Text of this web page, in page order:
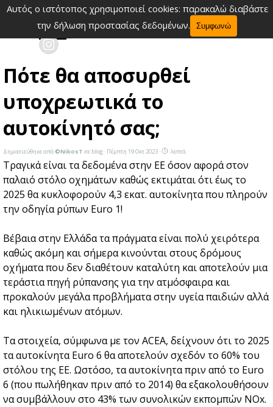
Αυτός ο ιστότοπος χρησιμοποιεί cookies: παρακαλώ διαβάστε
την δήλωση προστασίας δεδομένων.
Συμφωνώ
Μετάβαση στο περιεχόμενο
Παράλειψη μενού
Πότε θα αποσυρθεί
υποχρεωτικά το
αυτοκίνητό σας;
Δημοσιεύθηκε από©NikosT σε blog · Πέμπτη 19 Οκτ 2023 · λεπτά
Τραγικά είναι τα δεδομένα στην ΕΕ όσον αφορά στον
παλαιό στόλο οχημάτων καθώς εκτιμάται ότι έως το
2025 θα κυκλοφορούν 4,3 εκατ. αυτοκίνητα που πληρούν
την οδηγία ρύπων Euro 1!
Βέβαια στην Ελλάδα τα πράγματα είναι πολύ χειρότερα
καθώς ακόμη και σήμερα κινούνται στους δρόμους
οχήματα που δεν διαθέτουν καταλύτη και αποτελούν μια
τεράστια πηγή ρύπανσης για την ατμόσφαιρα και
προκαλούν μεγάλα προβλήματα στην υγεία παιδιών αλλά
και ηλικιωμένων ατόμων.
Τα στοιχεία, σύμφωνα με τον ACEA, δείχνουν ότι το 2025
τα αυτοκίνητα Euro 6 θα αποτελούν σχεδόν το 60% του
στόλου της ΕΕ. Ωστόσο, τα αυτοκίνητα πριν από το Euro
6 (που πωλήθηκαν πριν από το 2014) θα εξακολουθήσουν
να συμβάλλουν στο 43% των συνολικών εκπομπών NOx.